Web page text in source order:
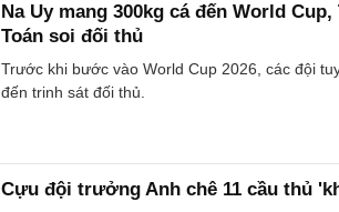
Na Uy mang 300kg cá đến World
Toán soi đối thủ
Trước khi bước vào World Cup 2026, các đội
đến trinh sát đối thủ.
Cựu đội trưởng Anh chê 11 cầu thủ